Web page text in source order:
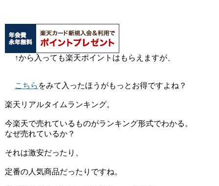
↑から入っても楽天ポイントはもらえますが、
こちら をみて入ったほうがもっとお得ですよね？
楽天リアルタイムランキング。
今楽天で売れているものがランキング形式でわかる。
なぜ売れているか？
それは激安だったり、
定番の人気商品だったりですね。